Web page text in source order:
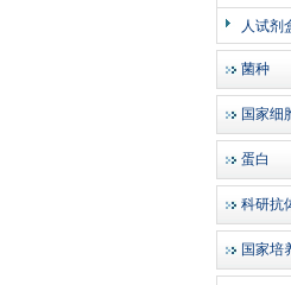
人试剂
菌种
国家细
蛋白
科研抗
国家培